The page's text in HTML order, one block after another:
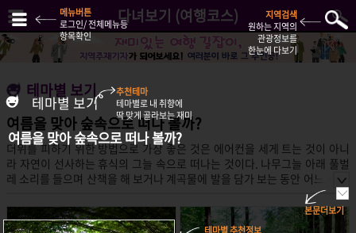
다녀보기 (여행코스)
테마별 보기
여름을 맞아 숲속으로 떠나 볼까?
더위를 피하기 위한 방법으로 가장 좋은 것은 에어컨을 세게 트는 것이 아니
라 자연이 선사하는 휴식의 그늘 속으로 떠나는 것이다. 나무그늘 아래 풀벌
레 소리를 들으며 산책을 해 보거나 계곡물에 발을 담가 보는 동안 어느 새 더
위가 저만치 물러나 있을 것. 산이 선사하는 아름다운 풍경을 함께 감상할 수
도 있으니, 여행을 사랑하는 트래블피플에게는 그야말로 일석이조인 일이 아
니라 할 수 없겠다.
메뉴버튼
로그인/ 전체메뉴등
항목확인
지역검색
원하는 지역의
관광정보를
한눈에 다보기
추천테마
테마별로 내 취향에
딱 맞게 골라보는 재미
테마별 보기
여름을 맞아 숲속으로 떠나 볼까?
본문더보기